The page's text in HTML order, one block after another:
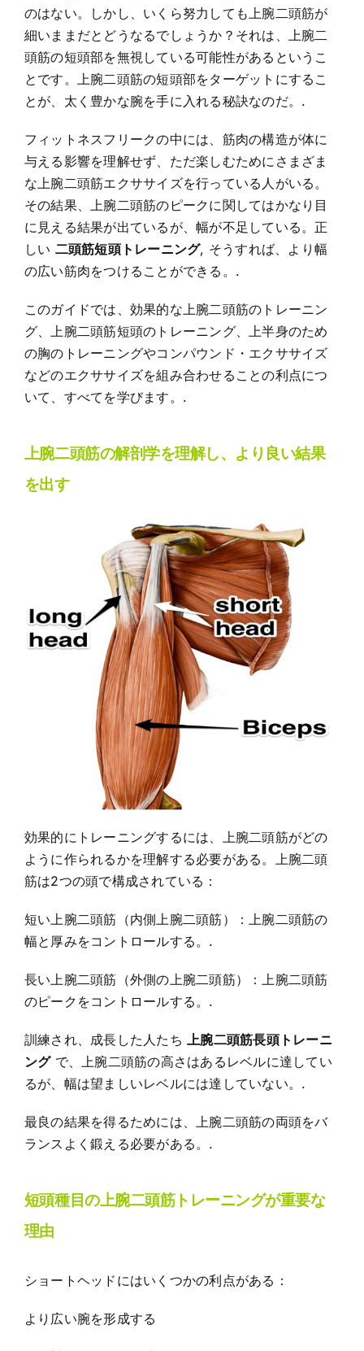
のはない。しかし、いくら努力しても上腕二頭筋が
細いままだとどうなるでしょうか？それは、上腕二
頭筋の短頭部を無視している可能性があるというこ
とです。上腕二頭筋の短頭部をターゲットにするこ
とが、太く豊かな腕を手に入れる秘訣なのだ。.
フィットネスフリークの中には、筋肉の構造が体に
与える影響を理解せず、ただ楽しむためにさまざま
な上腕二頭筋エクササイズを行っている人がいる。
その結果、上腕二頭筋のピークに関してはかなり目
に見える結果が出ているが、幅が不足している。正
しい 二頭筋短頭トレーニング, そうすれば、より幅
の広い筋肉をつけることができる。.
このガイドでは、効果的な上腕二頭筋のトレーニン
グ、上腕二頭筋短頭のトレーニング、上半身のため
の胸のトレーニングやコンパウンド・エクササイズ
などのエクササイズを組み合わせることの利点につ
いて、すべてを学びます。.
上腕二頭筋の解剖学を理解し、より良い結果
を出す
効果的にトレーニングするには、上腕二頭筋がどの
ように作られるかを理解する必要がある。上腕二頭
筋は2つの頭で構成されている：
短い上腕二頭筋（内側上腕二頭筋）：上腕二頭筋の
幅と厚みをコントロールする。.
長い上腕二頭筋（外側の上腕二頭筋）：上腕二頭筋
のピークをコントロールする。.
訓練され、成長した人たち上腕二頭筋長頭トレーニ
ングで、上腕二頭筋の高さはあるレベルに達してい
るが、幅は望ましいレベルには達していない。.
最良の結果を得るためには、上腕二頭筋の両頭をバ
ランスよく鍛える必要がある。.
短頭種目の上腕二頭筋トレーニングが重要な
理由
ショートヘッドにはいくつかの利点がある：
より広い腕を形成する